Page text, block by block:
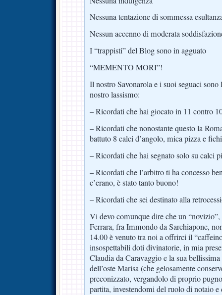
Nessuna tentazione di sommessa
Nessun accenno di moderata
I “trappisti” del Blog sono in agguato
“MEMENTO MORI”!
Il nostro Savonarola e i suoi seguaci
nostro lassismo:
– Ricordati che hai giocato in 11 contro
– Ricordati che nonostante questo la
battuto 8 calci d’angolo, mica pizza e
– Ricordati che hai segnato solo su calci
– Ricordati che l’arbitro ti ha concesso
c’erano, è stato tanto buono!
– Ricordati che sei destinato alla
Vi devo comunque dire che un
Ferrara, fra Immondo da Sarchiapone,
14.00 è venuto tra noi a offrirci il
insospettabili doti divinatorie, in mia
Claudia da Caravaggio e la sua
dell’oste Marisa (che gelosamente
preconizzato, vergandolo di proprio
partita, investendomi del ruolo di notaio e